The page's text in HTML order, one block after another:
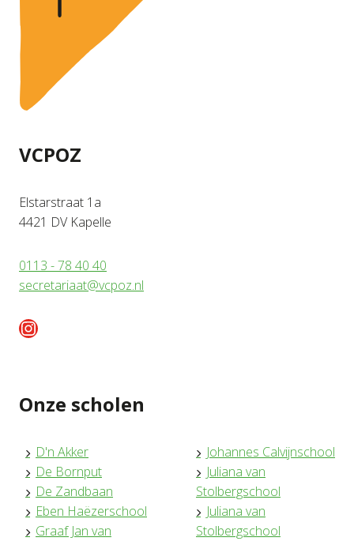
VCPOZ
Elstarstraat 1a
4421 DV Kapelle
0113 - 78 40 40
secretariaat@vcpoz.nl
Instagram
Onze scholen
D'n Akker
De Bornput
De Zandbaan
Eben Haëzerschool
Graaf Jan van
Johannes Calvijnschool
Juliana van
Stolbergschool
Juliana van
Stolbergschool